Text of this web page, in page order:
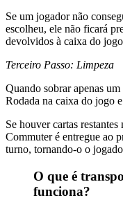
Se um jogador não
escolheu, ele não ficará
devolvidos à caixa do
Terceiro Passo: Limpeza
Quando sobrar apenas
Rodada na caixa do jogo
Se houver cartas
Commuter é entregue ao
turno, tornando-o o
O que é
funciona?